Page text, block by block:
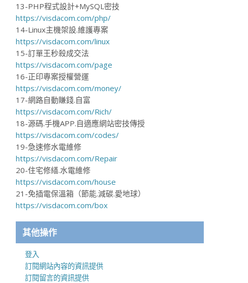
13-PHP程式設計+MySQL密技
https://visdacom.com/php/
14-Linux主機架設.維護專案
https://visdacom.com/linux
15-訂單王秒殺成交法
https://visdacom.com/page
16-正印專案授權營運
https://visdacom.com/money/
17-網路自動賺錢.自富
https://visdacom.com/Rich/
18-源碼.手機APP.自適應網站密技傳授
https://visdacom.com/codes/
19-急速修水電維修
https://visdacom.com/Repair
20-住宅修繕.水電維修
https://visdacom.com/house
21-免插電保溫箱（節能.減碳.愛地球）
https://visdacom.com/box
其他操作
登入
訂閱網站內容的資訊提供
訂閱留言的資訊提供